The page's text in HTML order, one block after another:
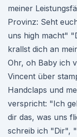
meiner
Provinz: Seht
uns high macht"
krallst dich an
Ohr, oh Baby ich
Vincent über
Handclaps und
verspricht: "Ich
dir das, was uns
schreib ich "Dir",